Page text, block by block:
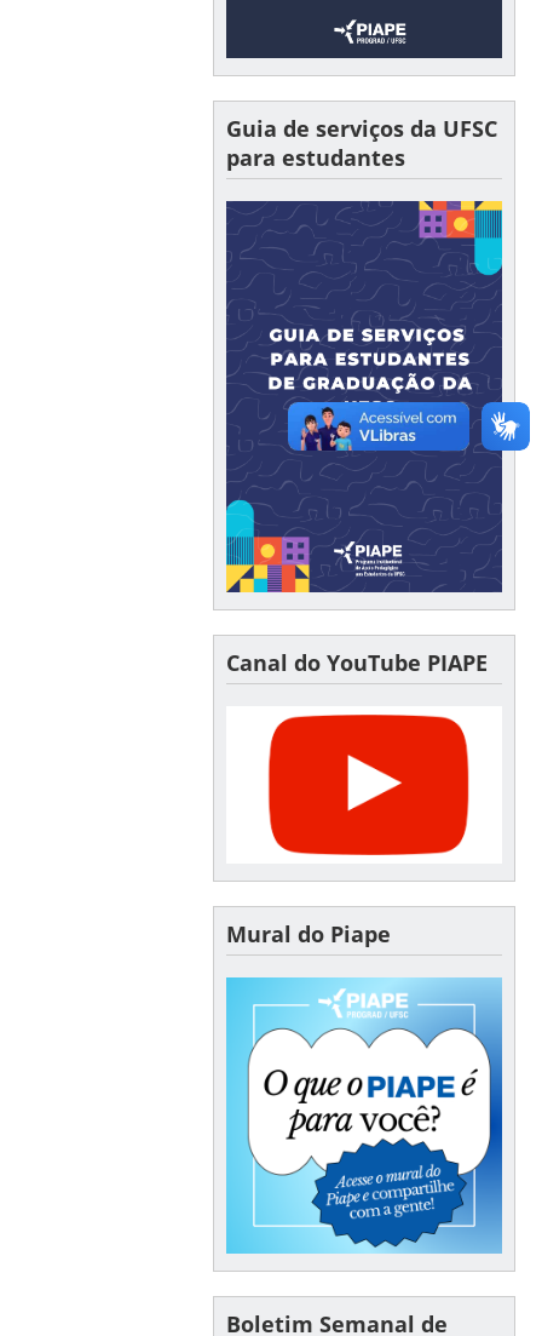
Guia de serviços da UFSC
para estudantes
Canal do YouTube PIAPE
Mural do Piape
Boletim Semanal de